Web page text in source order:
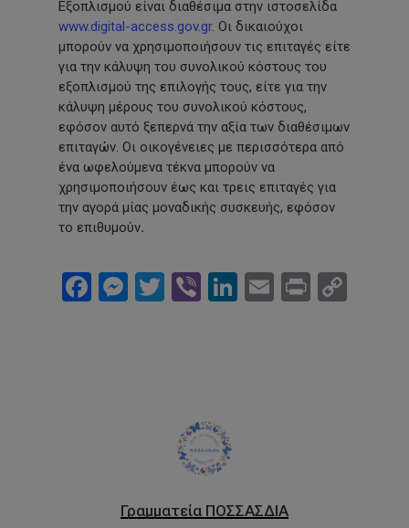
Εξοπλισμού είναι διαθέσιμα στην ιστοσελίδα
www.digital-access.gov.gr. Οι δικαιούχοι
μπορούν να χρησιμοποιήσουν τις επιταγές είτε
για την κάλυψη του συνολικού κόστους του
εξοπλισμού της επιλογής τους, είτε για την
κάλυψη μέρους του συνολικού κόστους,
εφόσον αυτό ξεπερνά την αξία των διαθέσιμων
επιταγών. Οι οικογένειες με περισσότερα από
ένα ωφελούμενα τέκνα μπορούν να
χρησιμοποιήσουν έως και τρεις επιταγές για
την αγορά μίας μοναδικής συσκευής, εφόσον
το επιθυμούν.
Facebook
Messenger
Twitter
ViberLinkedIn
Email
Print
Γραμματεία ΠΟΣΣΑΣΔΙΑ